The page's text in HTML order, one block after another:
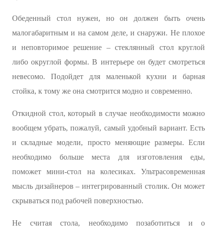
Обеденный стол нужен, но он должен быть очень
малогабаритным и на самом деле, и снаружи. Не плохое
и неповторимое решение – стеклянный стол круглой
либо округлой формы. В интерьере он будет смотреться
невесомо. Подойдет для маленькой кухни и барная
стойка, к тому же она смотрится модно и современно.
Откидной стол, который в случае необходимости можно
вообщем убрать, пожалуй, самый удобный вариант. Есть
и складные модели, просто меняющие размеры. Если
необходимо больше места для изготовления еды,
поможет мини-стол на колесиках. Ультрасовременная
мысль дизайнеров – интегрированный столик. Он может
скрываться под рабочей поверхностью.
Не считая стола, необходимо позаботиться и о